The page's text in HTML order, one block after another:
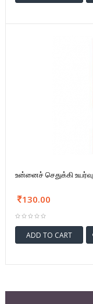
உன்னைச் செதுக்கி உயர்வு
130.00
ADD TO CART